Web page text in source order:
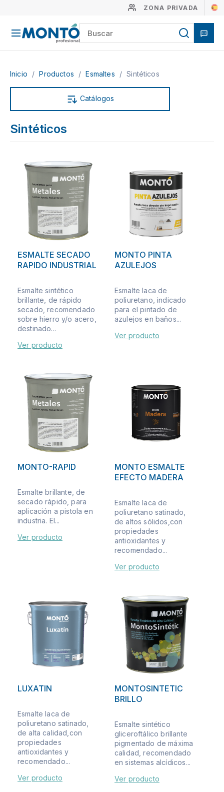
ZONA PRIVADA
Inicio / Productos / Esmaltes / Sintéticos
Catálogos
Sintéticos
ESMALTE SECADO
RAPIDO INDUSTRIAL
Esmalte sintético
brillante, de rápido
secado, recomendado
sobre hierro y/o acero,
destinado...
Ver producto
MONTO PINTA
AZULEJOS
Esmalte laca de
poliuretano, indicado
para el pintado de
azulejos en baños...
Ver producto
MONTO-RAPID
Esmalte brillante, de
secado rápido, para
aplicación a pistola en
industria. El...
Ver producto
MONTO ESMALTE
EFECTO MADERA
Esmalte laca de
poliuretano satinado,
de altos sólidos,con
propiedades
antioxidantes y
recomendado...
Ver producto
LUXATIN
Esmalte laca de
poliuretano satinado,
de alta calidad,con
propiedades
antioxidantes y
recomendado...
Ver producto
MONTOSINTETIC
BRILLO
Esmalte sintético
gliceroftálico brillante
pigmentado de máxima
calidad, recomendado
en sistemas alcídicos...
Ver producto